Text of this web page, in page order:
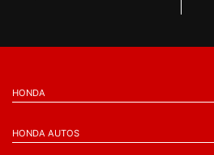
HONDA
HONDA AUTOS